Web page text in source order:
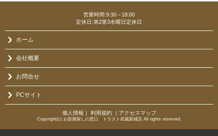
営業時間:9:30～18:00
定休日:第2第3水曜日定休日
ホーム
会社概要
お問合せ
PCサイト
個人情報 ｜ 利用規約｜ アクセスマップ
Copyright(c) お部屋探しの窓口 トラスト武蔵新城店 All rights reserved.